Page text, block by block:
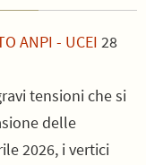
ANPI - UCEI 28
tensioni che si
delle
2026, i vertici